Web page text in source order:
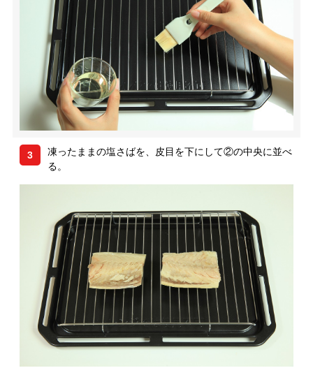
3
凍ったままの塩さばを、皮目を下にして②の中央に並べ
る。